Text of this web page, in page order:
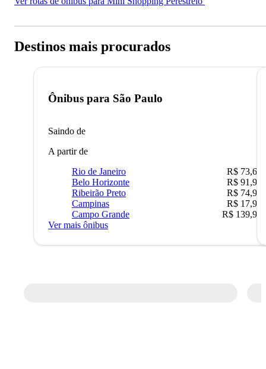
Destinos mais procurados
Ônibus para São Paulo
Saindo de
A partir de
Rio de Janeiro
R$ 73,68
Belo Horizonte
R$ 91,90
Ribeirão Preto
R$ 74,90
Campinas
R$ 17,90
Campo Grande
R$ 139,90
Ver mais ônibus